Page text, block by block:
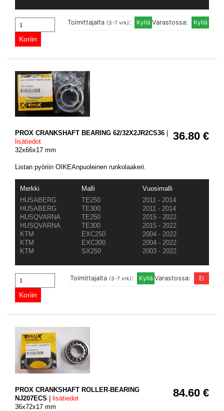
Varastossa:
Toimittajalta (3-7 vrk):
36.80 €
PROX CRANKSHAFT BEARING 62/32X2JR2CS36
lisätiedot
32x66x17 mm
Listan pyöriin OIKEAnpuoleinen runkolaakeri.
Merkki Malli
Vuosimalli
HUSABERG
TE250
2011 - 2014
HUSABERG
TE300
2011 - 2014
HUSQVARNA
TE250
2015 - 2022
HUSQVARNA
TE300
2015 - 2022
KTM
EXC250
2004 - 2022
KTM
EXC300
2004 - 2022
KTM
SX250 2003 - 2022
Varastossa:
Toimittajalta (3-7 vrk):
84.60 €
PROX CRANKSHAFT ROLLER-BEARING
NJ207ECS | lisätiedot
36x72x17 mm